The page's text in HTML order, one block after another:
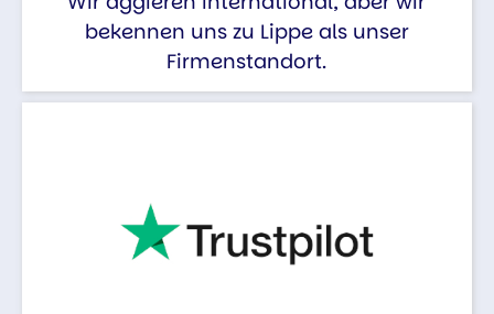
bekennen uns zu Lippe als unser
Firmenstandort.